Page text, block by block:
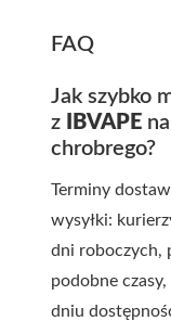
FAQ
Jak szybko
z
IBVAPE na
chrobrego?
Terminy
wysyłki:
dni roboczych,
podobne
dniu